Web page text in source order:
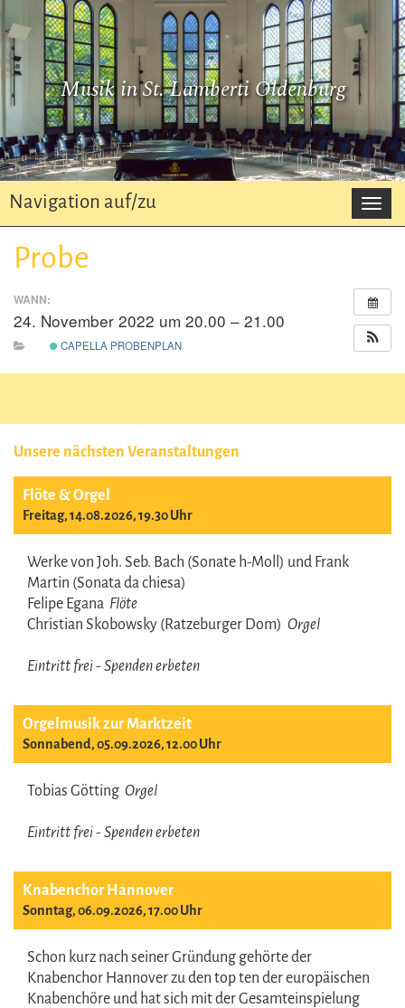
Unsere nächsten Veranstaltungen
Flöte & Orgel
Freitag, 14.08.2026, 19.30 Uhr
Werke von Joh. Seb. Bach (Sonate h-Moll) und Frank
Martin (Sonata da chiesa)
Felipe Egana Flöte
Christian Skobowsky (Ratzeburger Dom) Orgel
Eintritt frei - Spenden erbeten
Orgelmusik zur Marktzeit
Sonnabend, 05.09.2026, 12.00 Uhr
Tobias Götting Orgel
Eintritt frei - Spenden erbeten
Knabenchor Hannover
Sonntag, 06.09.2026, 17.00 Uhr
Schon kurz nach seiner Gründung gehörte der
Knabenchor Hannover zu den top ten der europäischen
Knabenchöre und hat sich mit der Gesamteinspielung
Musik in St. Lamberti Oldenburg
Navigation auf/zu
auf/
Probe
WANN:
24. November 2022 um 20.00 – 21.00
CAPELLA PROBENPLAN